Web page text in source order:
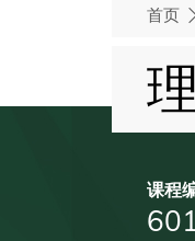
首页
课程